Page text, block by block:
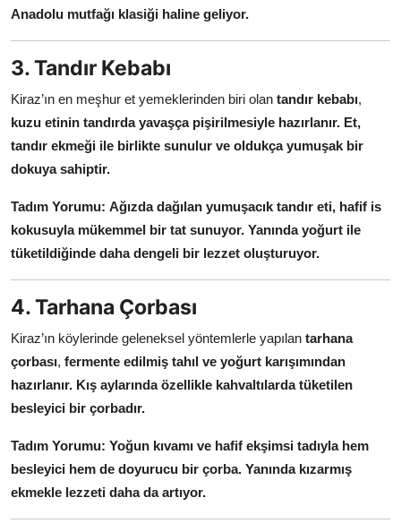
Anadolu mutfağı klasiği haline geliyor.
3. Tandır Kebabı
Kiraz’ın en meşhur et yemeklerinden biri olan tandır kebabı,
kuzu etinin tandırda yavaşça pişirilmesiyle hazırlanır. Et,
tandır ekmeği ile birlikte sunulur ve oldukça yumuşak bir
dokuya sahiptir.
Tadım Yorumu: Ağızda dağılan yumuşacık tandır eti, hafif is
kokusuyla mükemmel bir tat sunuyor. Yanında yoğurt ile
tüketildiğinde daha dengeli bir lezzet oluşturuyor.
4. Tarhana Çorbası
Kiraz’ın köylerinde geleneksel yöntemlerle yapılan tarhana
çorbası, fermente edilmiş tahıl ve yoğurt karışımından
hazırlanır. Kış aylarında özellikle kahvaltılarda tüketilen
besleyici bir çorbadır.
Tadım Yorumu: Yoğun kıvamı ve hafif ekşimsi tadıyla hem
besleyici hem de doyurucu bir çorba. Yanında kızarmış
ekmekle lezzeti daha da artıyor.